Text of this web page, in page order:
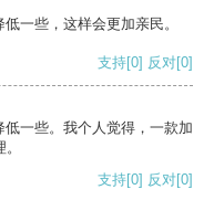
一些，这样会更加亲民。
支持[0] 反对[0]
一些。我个人觉得，一款加
支持[0] 反对[0]